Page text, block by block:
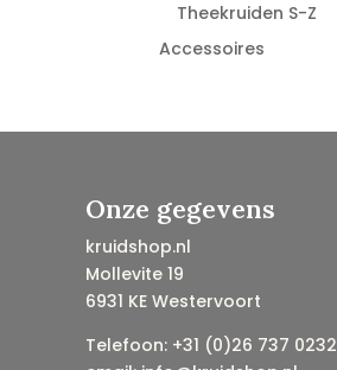
Theekruiden S-Z
Accessoires
Onze gegevens
kruidshop.nl
Mollevite 19
6931 KE Westervoort
Telefoon: +31 (0)26 737 0232